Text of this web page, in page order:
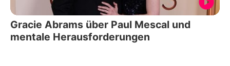
Gracie Abrams über Paul Mescal und
mentale Herausforderungen